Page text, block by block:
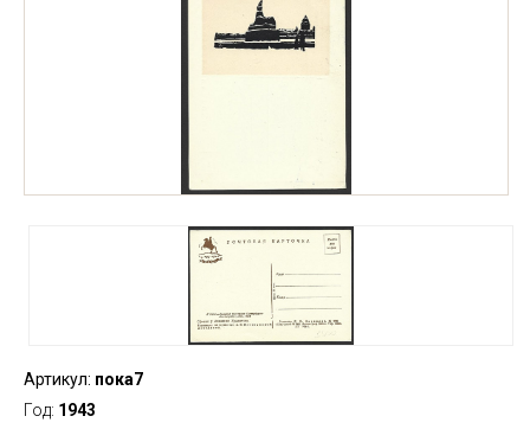
Артикул: пока7
Год: 1943